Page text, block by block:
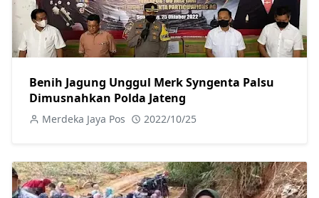
Benih Jagung Unggul Merk Syngenta Palsu
Dimusnahkan Polda Jateng
Merdeka Jaya Pos 2022/10/25